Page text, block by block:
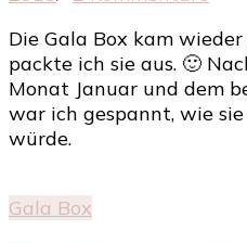
Box
im
Die Gala Box kam
packte ich sie aus. 🙂
Monat Januar und dem
war ich gespannt, wie
würde.
Gala Box